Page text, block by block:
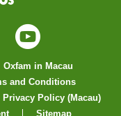
YouTube
Oxfam in Macau
and Conditions
Privacy Policy (Macau)
Sitemap